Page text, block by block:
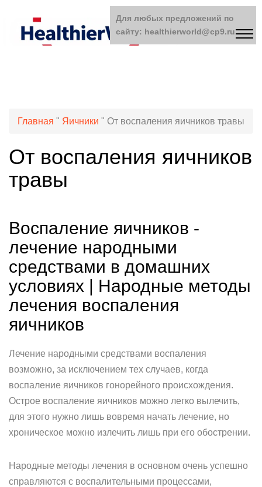
Главная " Яичники " От воспаления яичников травы
От воспаления яичников
травы
Воспаление яичников -
лечение народными
средствами в домашних
условиях | Народные методы
лечения воспаления
яичников
Лечение народными средствами воспаления
возможно, за исключением тех случаев, когда
воспаление яичников гонорейного происхождения.
Острое воспаление яичников можно легко вылечить,
для этого нужно лишь вовремя начать лечение, но
хроническое можно излечить лишь при его обострении.
Народные методы лечения в основном очень успешно
справляются с воспалительными процессами,
Для любых предложений по
сайту: healthierworld@cp9.ru